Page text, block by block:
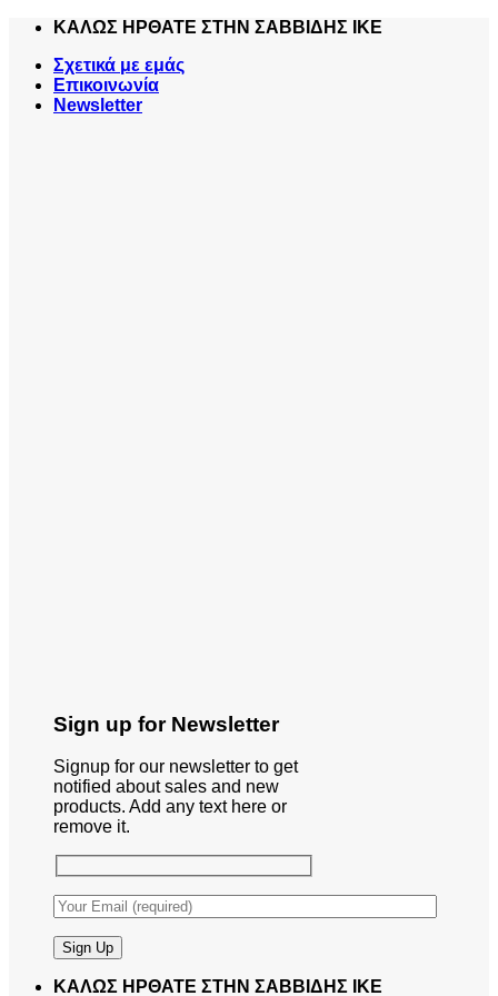
Skip
content
ΚΑΛΩΣ ΗΡΘΑΤΕ ΣΤΗΝ ΣΑΒΒΙΔΗΣ ΙΚΕ
Σχετικά με εμάς
Επικοινωνία
Newsletter
Sign up for Newsletter
Signup for our newsletter to get
notified about sales and new
products. Add any text here or
remove it.
ΚΑΛΩΣ ΗΡΘΑΤΕ ΣΤΗΝ ΣΑΒΒΙΔΗΣ ΙΚΕ